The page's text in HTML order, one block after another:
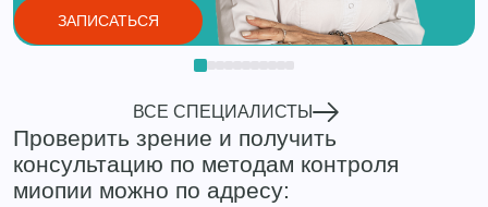
ЗАПИСАТЬСЯ
ВСЕ СПЕЦИАЛИСТЫ
Проверить зрение и получить
консультацию по методам контроля
миопии можно по адресу: